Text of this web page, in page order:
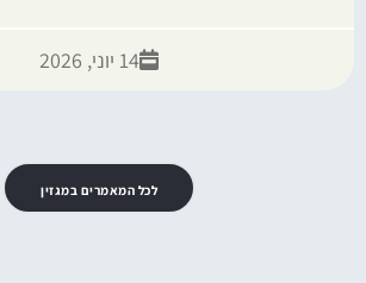
14 יוני, 2026
לכל המאמרים במגזין